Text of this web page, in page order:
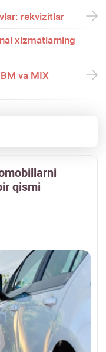
rekvizitlar
хizmatlarning
va MIX
qismi